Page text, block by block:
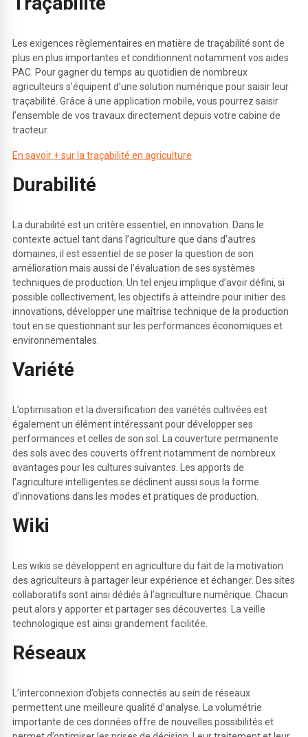
Les exigences règlementaires en matière de traçabilité sont de
plus en plus importantes et conditionnent notamment vos aides
PAC. Pour gagner du temps au quotidien de nombreux
agriculteurs s’équipent d’une solution numérique pour saisir leur
traçabilité. Grâce à une application mobile, vous pourrez saisir
l’ensemble de vos travaux directement depuis votre cabine de
tracteur.
En savoir + sur la traçabilité en agriculture
Durabilité
La durabilité est un critère essentiel, en innovation. Dans le
contexte actuel tant dans l’agriculture que dans d’autres
domaines, il est essentiel de se poser la question de son
amélioration mais aussi de l’évaluation de ses systèmes
techniques de production. Un tel enjeu implique d’avoir défini, si
possible collectivement, les objectifs à atteindre pour initier des
innovations, développer une maîtrise technique de la production
tout en se questionnant sur les performances économiques et
environnementales.
Variété
L’optimisation et la diversification des variétés cultivées est
également un élément intéressant pour développer ses
performances et celles de son sol. La couverture permanente
des sols avec des couverts offrent notamment de nombreux
avantages pour les cultures suivantes. Les apports de
l’agriculture intelligentes se déclinent aussi sous la forme
d’innovations dans les modes et pratiques de production.
Wiki
Les wikis se développent en agriculture du fait de la motivation
des agriculteurs à partager leur expérience et échanger. Des sites
collaboratifs sont ainsi dédiés à l’agriculture numérique. Chacun
peut alors y apporter et partager ses découvertes. La veille
technologique est ainsi grandement facilitée.
Réseaux
L’interconnexion d’objets connectés au sein de réseaux
permettent une meilleure qualité d’analyse. La volumétrie
importante de ces données offre de nouvelles possibilités et